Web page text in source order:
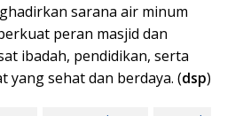
sarana air minum
peran masjid dan
ibadah, pendidikan, serta
yang sehat dan berdaya. (dsp)